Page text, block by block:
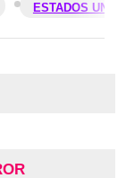
ESTADOS